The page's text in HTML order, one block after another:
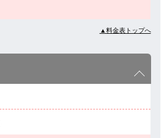
▲料金表トップへ